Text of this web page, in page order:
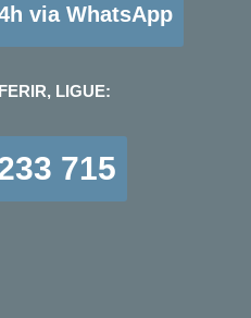
via WhatsApp
LIGUE:
715